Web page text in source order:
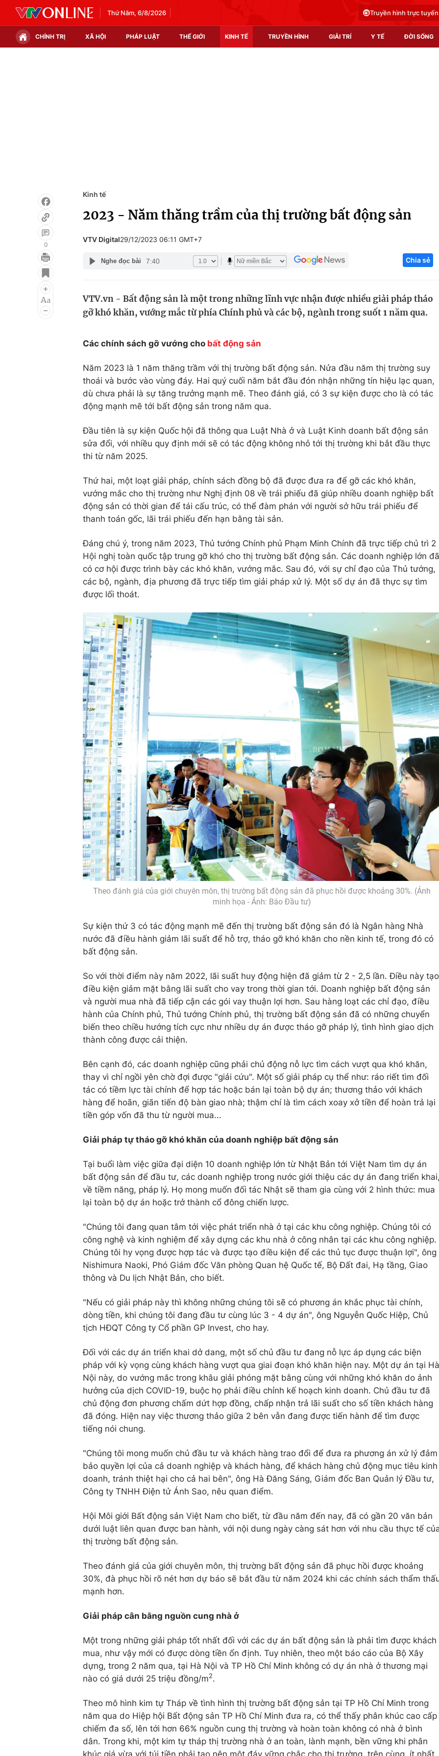
Thứ Năm, 6/8/2026 Truyền hình trực tuyến
CHÍNH TRỊ XÃ HỘI PHÁP LUẬT THẾ GIỚI KINH TẾ TRUYỀN HÌNH GIẢI TRÍ Y TẾ ĐỜI SỐNG
Infographic
Điện ảnh
Âm nhạc
Làm đẹp
Giáo dục
Học trực tuyến
Công nghệ
Sản phẩm
0
Kinh tế
2023 - Năm thăng trầm của thị trường bất động sản
VTV Digital29/12/2023 06:11 GMT+7
Nghe đọc bài 7:40 Chia sẻ
VTV.vn - Bất động sản là một trong những lĩnh vực nhận được nhiều giải pháp tháo
gỡ khó khăn, vướng mắc từ phía Chính phủ và các bộ, ngành trong suốt 1 năm qua.
Các chính sách gỡ vướng cho bất động sản
Năm 2023 là 1 năm thăng trầm với thị trường bất động sản. Nửa đầu năm thị trường suy
thoái và bước vào vùng đáy. Hai quý cuối năm bắt đầu đón nhận những tín hiệu lạc quan,
dù chưa phải là sự tăng trưởng mạnh mẽ. Theo đánh giá, có 3 sự kiện được cho là có tác
động mạnh mẽ tới bất động sản trong năm qua.
Đầu tiên là sự kiện Quốc hội đã thông qua Luật Nhà ở và Luật Kinh doanh bất động sản
sửa đổi, với nhiều quy định mới sẽ có tác động không nhỏ tới thị trường khi bắt đầu thực
thi từ năm 2025.
Thứ hai, một loạt giải pháp, chính sách đồng bộ đã được đưa ra để gỡ các khó khăn,
vướng mắc cho thị trường như Nghị định 08 về trái phiếu đã giúp nhiều doanh nghiệp bất
động sản có thời gian để tái cấu trúc, có thể đàm phán với người sở hữu trái phiếu để
thanh toán gốc, lãi trái phiếu đến hạn bằng tài sản.
Đáng chú ý, trong năm 2023, Thủ tướng Chính phủ Phạm Minh Chính đã trực tiếp chủ trì 2
Hội nghị toàn quốc tập trung gỡ khó cho thị trường bất động sản. Các doanh nghiệp lớn đã
có cơ hội được trình bày các khó khăn, vướng mắc. Sau đó, với sự chỉ đạo của Thủ tướng,
các bộ, ngành, địa phương đã trực tiếp tìm giải pháp xử lý. Một số dự án đã thực sự tìm
được lối thoát.
Theo đánh giá của giới chuyên môn, thị trường bất động sản đã phục hồi được khoảng 30%. (Ảnh
minh họa - Ảnh: Báo Đầu tư)
Sự kiện thứ 3 có tác động mạnh mẽ đến thị trường bất động sản đó là Ngân hàng Nhà
nước đã điều hành giảm lãi suất để hỗ trợ, tháo gỡ khó khăn cho nền kinh tế, trong đó có
bất động sản.
So với thời điểm này năm 2022, lãi suất huy động hiện đã giảm từ 2 - 2,5 lần. Điều này tạo
điều kiện giảm mặt bằng lãi suất cho vay trong thời gian tới. Doanh nghiệp bất động sản
và người mua nhà đã tiếp cận các gói vay thuận lợi hơn. Sau hàng loạt các chỉ đạo, điều
hành của Chính phủ, Thủ tướng Chính phủ, thị trường bất động sản đã có những chuyển
biến theo chiều hướng tích cực như nhiều dự án được tháo gỡ pháp lý, tình hình giao dịch
thành công được cải thiện.
Bên cạnh đó, các doanh nghiệp cũng phải chủ động nỗ lực tìm cách vượt qua khó khăn,
thay vì chỉ ngồi yên chờ đợi được "giải cứu". Một số giải pháp cụ thể như: ráo riết tìm đối
tác có tiềm lực tài chính để hợp tác hoặc bán lại toàn bộ dự án; thương thảo với khách
hàng để hoãn, giãn tiến độ bàn giao nhà; thậm chí là tìm cách xoay xở tiền để hoàn trả lại
tiền góp vốn đã thu từ người mua...
Giải pháp tự tháo gỡ khó khăn của doanh nghiệp bất động sản
Tại buổi làm việc giữa đại diện 10 doanh nghiệp lớn từ Nhật Bản tới Việt Nam tìm dự án
bất động sản để đầu tư, các doanh nghiệp trong nước giới thiệu các dự án đang triển
về tiềm năng, pháp lý. Họ mong muốn đối tác Nhật sẽ tham gia cùng với 2 hình thức: mua
lại toàn bộ dự án hoặc trở thành cổ đông chiến lược.
"Chúng tôi đang quan tâm tới việc phát triển nhà ở tại các khu công nghiệp. Chúng tôi có
công nghệ và kinh nghiệm để xây dựng các khu nhà ở công nhân tại các khu công nghiệp.
Chúng tôi hy vọng được hợp tác và được tạo điều kiện để các thủ tục được thuận lợi", ông
Nishimura Naoki, Phó Giám đốc Văn phòng Quan hệ Quốc tế, Bộ Đất đai, Hạ tầng, Giao
thông và Du lịch Nhật Bản, cho biết.
"Nếu có giải pháp này thì không những chúng tôi sẽ có phương án khắc phục tài chính,
dòng tiền, khi chúng tôi đang đầu tư cùng lúc 3 - 4 dự án", ông Nguyễn Quốc Hiệp, Chủ
tịch HĐQT Công ty Cổ phần GP Invest, cho hay.
Đối với các dự án triển khai dở dang, một số chủ đầu tư đang nỗ lực áp dụng các biện
pháp với kỳ vọng cùng khách hàng vượt qua giai đoạn khó khăn hiện nay. Một dự án tại Hà
Nội này, do vướng mắc trong khâu giải phóng mặt bằng cùng với những khó khăn do ảnh
hưởng của dịch COVID-19, buộc họ phải điều chỉnh kế hoạch kinh doanh. Chủ đầu tư đã
chủ động đơn phương chấm dứt hợp đồng, chấp nhận trả lãi suất cho số tiền khách hàng
đã đóng. Hiện nay việc thương thảo giữa 2 bên vẫn đang được tiến hành để tìm được
tiếng nói chung.
"Chúng tôi mong muốn chủ đầu tư và khách hàng trao đổi để đưa ra phương án xử lý đảm
bảo quyền lợi của cả doanh nghiệp và khách hàng, để khách hàng chủ động mục tiêu kinh
doanh, tránh thiệt hại cho cả hai bên", ông Hà Đăng Sáng, Giám đốc Ban Quản lý Đầu tư,
Công ty TNHH Điện tử Ánh Sao, nêu quan điểm.
Hội Môi giới Bất động sản Việt Nam cho biết, từ đầu năm đến nay, đã có gần 20 văn bản
dưới luật liên quan được ban hành, với nội dung ngày càng sát hơn với nhu cầu thực tế
thị trường bất động sản.
Theo đánh giá của giới chuyên môn, thị trường bất động sản đã phục hồi được khoảng
30%, đà phục hồi rõ nét hơn dự báo sẽ bắt đầu từ năm 2024 khi các chính sách thẩm
mạnh hơn.
Giải pháp cân bằng nguồn cung nhà ở
Một trong những giải pháp tốt nhất đối với các dự án bất động sản là phải tìm được khách
mua, như vậy mới có được dòng tiền ổn định. Tuy nhiên, theo một báo cáo của Bộ Xây
dựng, trong 2 năm qua, tại Hà Nội và TP Hồ Chí Minh không có dự án nhà ở thương mại
nào có giá dưới 25 triệu đồng/m2.
Theo mô hình kim tự Tháp về tình hình thị trường bất động sản tại TP Hồ Chí Minh trong
năm qua do Hiệp hội Bất động sản TP Hồ Chí Minh đưa ra, có thể thấy phân khúc cao cấp
chiếm đa số, lên tới hơn 66% nguồn cung thị trường và hoàn toàn không có nhà ở bình
dân. Trong khi, một kim tự tháp thị trường nhà ở an toàn, lành mạnh, bền vững khi phân
khúc giá vừa với túi tiền phải tạo nên một đáy vững chắc cho thị trường, trên cùng, ít nhất